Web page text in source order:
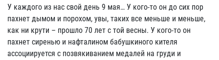
У каждого из нас свой день 9 мая… У кого-то он до сих пор
пахнет дымом и порохом, увы, таких все меньше и меньше,
как ни крути – прошло 70 лет с той весны. У кого-то он
пахнет сиренью и нафталином бабушкиного кителя
ассоциируется с позвякиванием медалей на груди и